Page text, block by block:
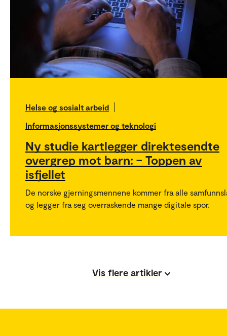
Helse og sosialt arbeid
Informasjonssystemer og teknologi
Ny studie kartlegger direktesendte
overgrep mot barn: – Toppen av
isfjellet
De norske gjerningsmennene kommer fra alle
og legger fra seg overraskende mange digitale spor.
Vis flere artikler